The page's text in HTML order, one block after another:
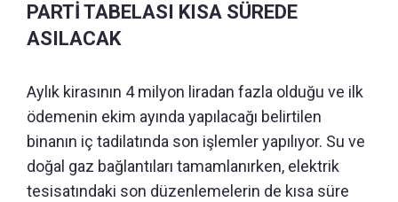
PARTİ TABELASI KISA SÜREDE
ASILACAK
Aylık kirasının 4 milyon liradan fazla olduğu ve ilk
ödemenin ekim ayında yapılacağı belirtilen
binanın iç tadilatında son işlemler yapılıyor. Su ve
doğal gaz bağlantıları tamamlanırken, elektrik
tesisatındaki son düzenlemelerin de kısa süre